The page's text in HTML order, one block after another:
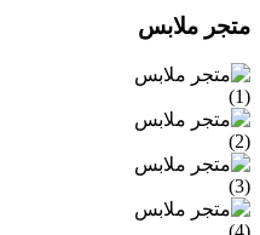
متجر ملابس